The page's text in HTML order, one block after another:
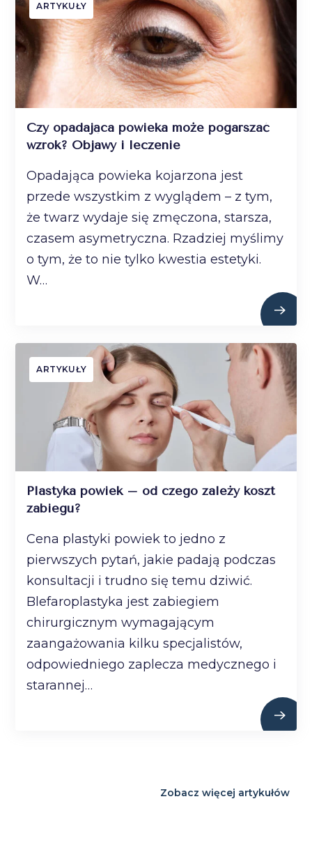
ARTYKUŁY
Czy opadająca powieka może pogarszać
wzrok? Objawy i leczenie
Opadająca powieka kojarzona jest
przede wszystkim z wyglądem – z tym,
że twarz wydaje się zmęczona, starsza,
czasem asymetryczna. Rzadziej myślimy
o tym, że to nie tylko kwestia estetyki.
W…
ARTYKUŁY
Plastyka powiek – od czego zależy koszt
zabiegu?
Cena plastyki powiek to jedno z
pierwszych pytań, jakie padają podczas
konsultacji i trudno się temu dziwić.
Blefaroplastyka jest zabiegiem
chirurgicznym wymagającym
zaangażowania kilku specjalistów,
odpowiedniego zaplecza medycznego i
starannej…
Zobacz więcej artykułów